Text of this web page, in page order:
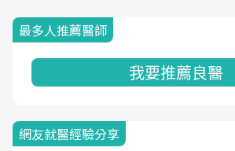
最多人推薦醫師
我要推薦良醫
網友就醫經驗分享